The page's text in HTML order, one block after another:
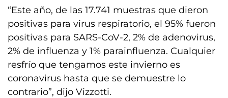
“Este año, de las 17.741 muestras que dieron
positivas para virus respiratorio, el 95% fueron
positivas para SARS-CoV-2, 2% de adenovirus,
2% de influenza y 1% parainfluenza. Cualquier
resfrío que tengamos este invierno es
coronavirus hasta que se demuestre lo
contrario”, dijo Vizzotti.